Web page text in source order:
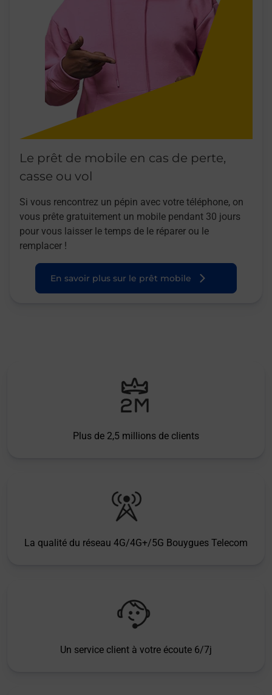
Le prêt de mobile en cas de perte,
casse ou vol
Si vous rencontrez un pépin avec votre téléphone, on
vous prête gratuitement un mobile pendant 30 jours
pour vous laisser le temps de le réparer ou le
remplacer !
En savoir plus sur le prêt mobile
Plus de 2,5 millions de clients
La qualité du réseau 4G/4G+/5G Bouygues Telecom
Un service client à votre écoute 6/7j